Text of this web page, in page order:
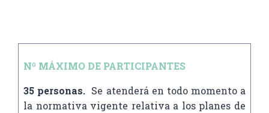
Nº MÁXIMO DE PARTICIPANTES
35 personas. Se atenderá en todo momento a
la normativa vigente relativa a los planes de